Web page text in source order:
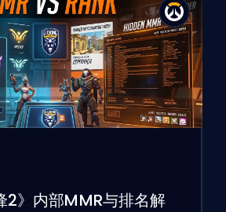
2》内部MMR与排名解